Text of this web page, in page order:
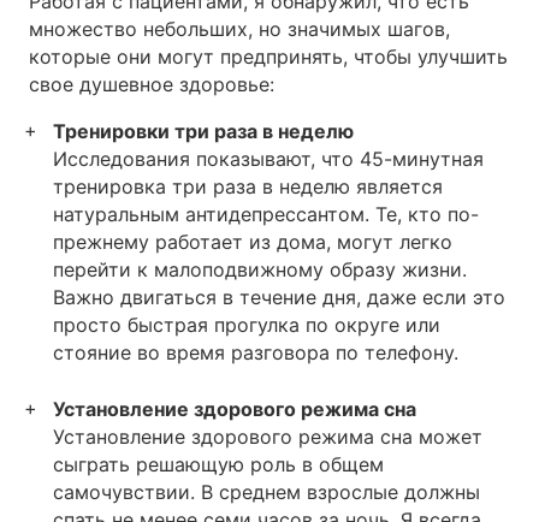
множество небольших, но значимых шагов,
которые они могут предпринять, чтобы улучшить
свое душевное здоровье:
Тренировки три раза в неделю
Исследования показывают, что 45-минутная
тренировка три раза в неделю является
натуральным антидепрессантом. Те, кто по-
прежнему работает из дома, могут легко
перейти к малоподвижному образу жизни.
Важно двигаться в течение дня, даже если это
просто быстрая прогулка по округе или
стояние во время разговора по телефону.
Установление здорового режима сна
Установление здорового режима сна может
сыграть решающую роль в общем
самочувствии. В среднем взрослые должны